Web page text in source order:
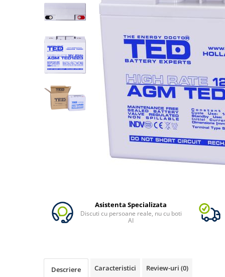
Accesorii Statii de Alimentare
Kituri Generatoare Solare
Toate generatoarele
Asistenta Specializata
Discuti cu persoane reale, nu cu boti
AI
Descriere Caracteristici Review-uri (0)